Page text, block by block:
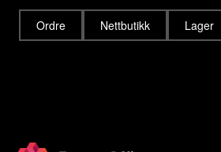
Ordre Nettbutikk Lager